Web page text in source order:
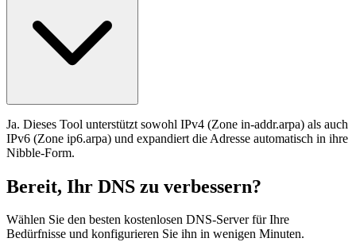
Ja. Dieses Tool unterstützt sowohl IPv4 (Zone in-addr.arpa) als auch
IPv6 (Zone ip6.arpa) und expandiert die Adresse automatisch in ihre
Nibble-Form.
Bereit, Ihr DNS zu verbessern?
Wählen Sie den besten kostenlosen DNS-Server für Ihre
Bedürfnisse und konfigurieren Sie ihn in wenigen Minuten.